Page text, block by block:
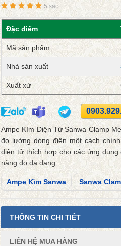
5 sao
Đặc điểm
Mã sản phẩm
Nhà sản xuất
Xuất xứ
Ampe Kìm Điện Tử Sanwa Clamp
đo lường dòng điện một cách
điện tử thích hợp cho các ứng
năng đo đa dạng.
Ampe Kìm Sanwa Sanwa
THÔNG TIN CHI TIẾT
LIÊN HỆ MUA HÀNG